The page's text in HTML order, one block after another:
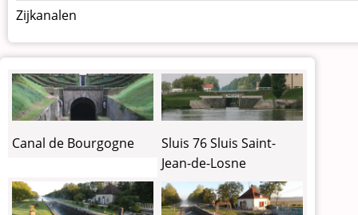
Zijkanalen
Canal de Bourgogne
Sluis 76 Sluis Saint-
Jean-de-Losne